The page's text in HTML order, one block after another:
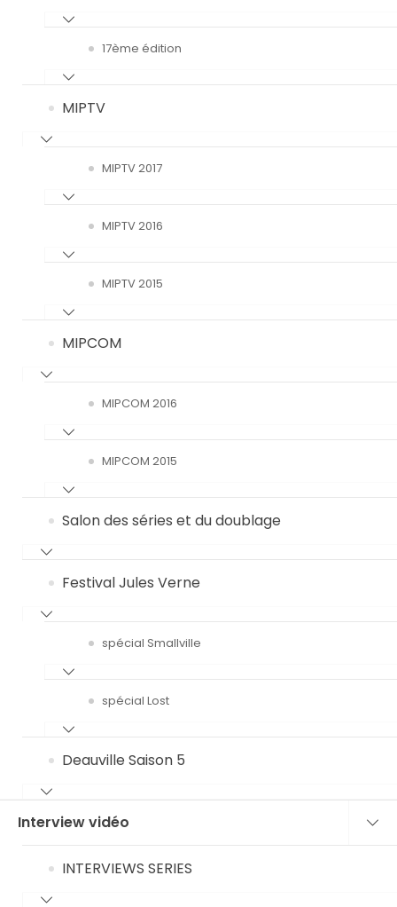
17ème édition
MIPTV
MIPTV 2017
MIPTV 2016
MIPTV 2015
MIPCOM
MIPCOM 2016
MIPCOM 2015
Salon des séries et du doublage
Festival Jules Verne
spécial Smallville
spécial Lost
Deauville Saison 5
Interview vidéo
INTERVIEWS SERIES